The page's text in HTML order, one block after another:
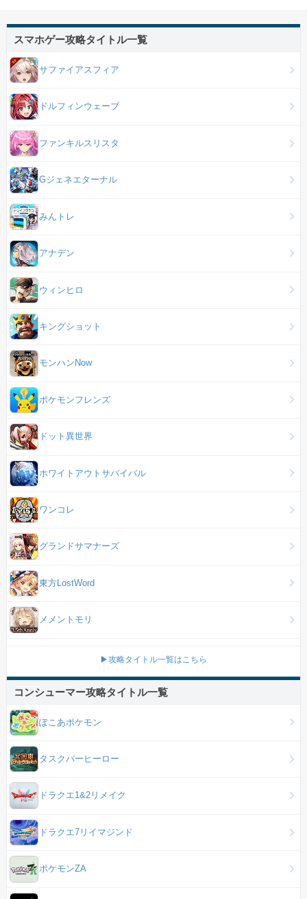
スマホゲー攻略タイトル一覧
サファイアスフィア
ドルフィンウェーブ
ファンキルスリスタ
Gジェネエターナル
みんトレ
アナデン
ウィンヒロ
キングショット
モンハンNow
ポケモンフレンズ
ドット異世界
ホワイトアウトサバイバル
ワンコレ
グランドサマナーズ
東方LostWord
メメントモリ
▶攻略タイトル一覧はこちら
コンシューマー攻略タイトル一覧
ぽこあポケモン
タスクバーヒーロー
ドラクエ1&2リメイク
ドラクエ7リイマジンド
ポケモンZA